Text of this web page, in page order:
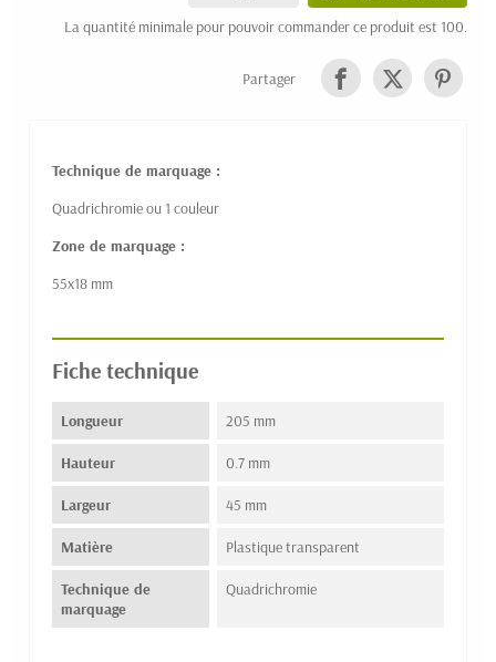
La quantité minimale pour pouvoir commander ce produit est 100.
Partager
Technique de marquage :
Quadrichromie ou 1 couleur
Zone de marquage :
55x18 mm
Fiche technique
Longueur 205 mm
Hauteur 0.7 mm
Largeur 45 mm
Matière Plastique transparent
Technique de
marquage
Quadrichromie